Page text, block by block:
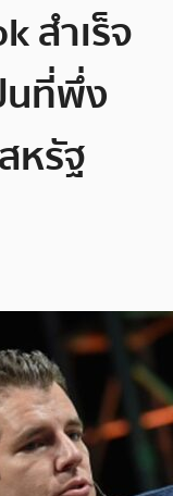
สำเร็จ
นที่พึ่ง
หรัฐ